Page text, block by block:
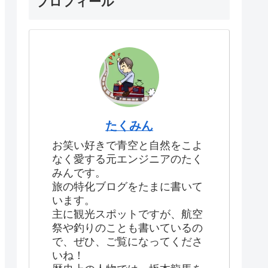
たくみん
お笑い好きで青空と自然をこよ
なく愛する元エンジニアのたく
みんです。
旅の特化ブログをたまに書いて
います。
主に観光スポットですが、航空
祭や釣りのことも書いているの
で、ぜひ、ご覧になってくださ
いね！